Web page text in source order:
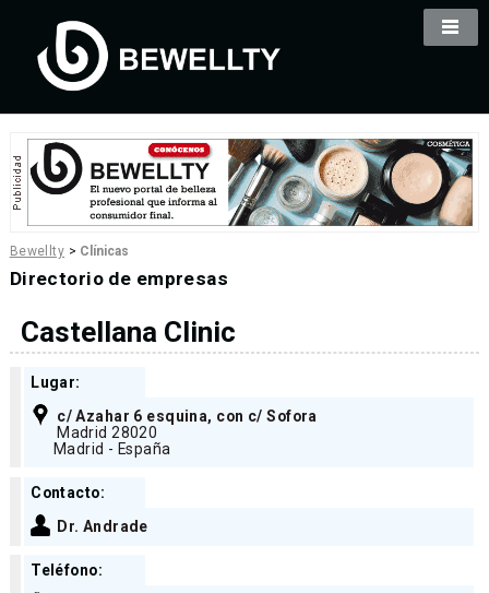
Bewellty > Clínicas
Directorio de empresas
Castellana Clinic
Lugar:
c/ Azahar 6 esquina, con c/ Sofora
Madrid 28020
Madrid - España
Contacto:
Dr. Andrade
Teléfono: